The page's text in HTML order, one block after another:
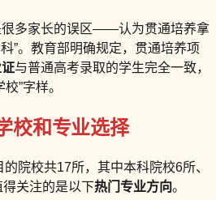
很多家长的误区——认为贯通培养拿
”。教育部明确规定，贯通培养项
与普通高考录取的学生完全一致，
”字样。
校和专业选择
院校共17所，其中本科院校6所、
关注的是以下热门专业方向。